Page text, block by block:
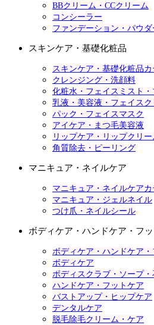
BBクリーム・CCクリーム
コンシーラー
ファンデーション・パウダ
スキンケア・基礎化粧品
スキンケア・基礎化粧品
クレンジング・洗顔料
化粧水・フェイスミスト
乳液・美容液・フェイスク
パック・フェイスマスク
アイケア・まつ毛美容液
リップケア・リップクリー
角質除去・ピーリング
マニキュア・ネイルケア
マニキュア・ネイルケア
マニキュア・ジェルネイル
つけ爪・ネイルシール
ボディケア・ハンドケア・フ
ボディケア・ハンドケア
ボディケア
ボディスクラブ・ソープ・
ハンドケア・フットケア
バストアップ・ヒップケア
デンタルケア
脱毛除毛クリーム・ケア